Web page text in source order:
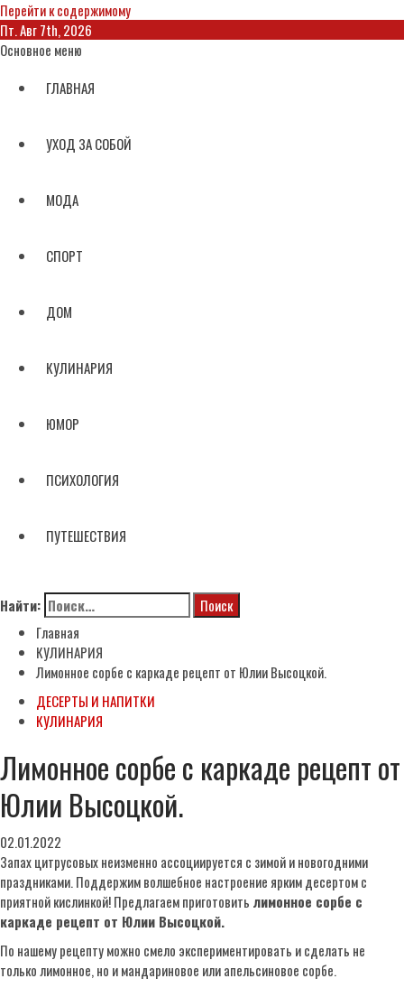
Перейти к содержимому
Пт. Авг 7th, 2026
Основное меню
ГЛАВНАЯ
УХОД ЗА СОБОЙ
МОДА
СПОРТ
ДОМ
КУЛИНАРИЯ
ЮМОР
ПСИХОЛОГИЯ
ПУТЕШЕСТВИЯ
Найти:
Главная
КУЛИНАРИЯ
Лимонное сорбе с каркаде рецепт от Юлии Высоцкой.
ДЕСЕРТЫ И НАПИТКИ
КУЛИНАРИЯ
Лимонное сорбе с каркаде рецепт от
Юлии Высоцкой.
02.01.2022
Запах цитрусовых неизменно ассоциируется с зимой и новогодними
праздниками. Поддержим волшебное настроение ярким десертом с
приятной кислинкой! Предлагаем приготовить лимонное сорбе с
каркаде рецепт от Юлии Высоцкой.
По нашему рецепту можно смело экспериментировать и сделать не
только лимонное, но и мандариновое или апельсиновое сорбе.